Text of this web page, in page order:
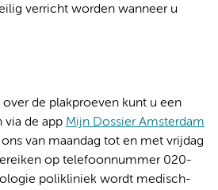
verricht worden wanneer u
de plakproeven kunt u een
via de app Mijn Dossier Amsterdam
van maandag tot en met vrijdag
op telefoonnummer 020-
polikliniek wordt medisch-